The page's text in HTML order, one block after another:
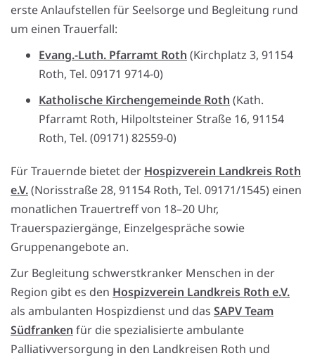
erste Anlaufstellen für Seelsorge und Begleitung rund
um einen Trauerfall:
Evang.-Luth. Pfarramt Roth (Kirchplatz 3, 91154
Roth, Tel. 09171 9714-0)
Katholische Kirchengemeinde Roth (Kath.
Pfarramt Roth, Hilpoltsteiner Straße 16, 91154
Roth, Tel. (09171) 82559-0)
Für Trauernde bietet der Hospizverein Landkreis Roth
e.V.(Norisstraße 28, 91154 Roth, Tel. 09171/1545) einen
monatlichen Trauertreff von 18–20 Uhr,
Trauerspaziergänge, Einzelgespräche sowie
Gruppenangebote an.
Zur Begleitung schwerstkranker Menschen in der
Region gibt es den Hospizverein Landkreis Roth e.V.
als ambulanten Hospizdienst und das SAPV Team
Südfranken für die spezialisierte ambulante
Palliativversorgung in den Landkreisen Roth und